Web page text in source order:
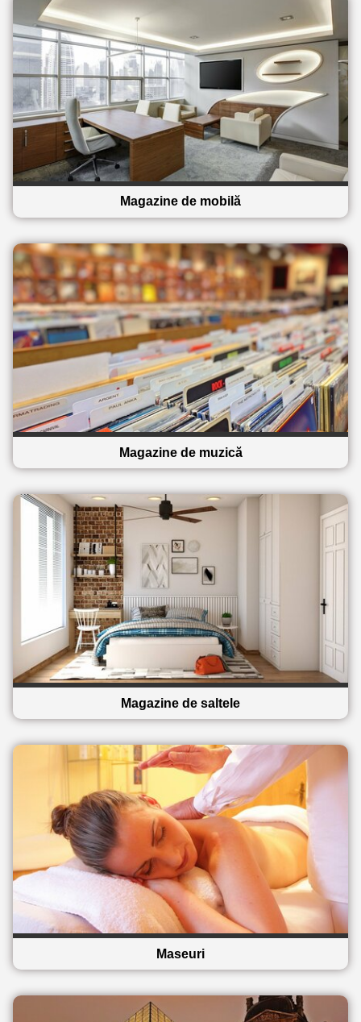
Magazine de mobilă
Magazine de muzică
Magazine de saltele
Maseuri